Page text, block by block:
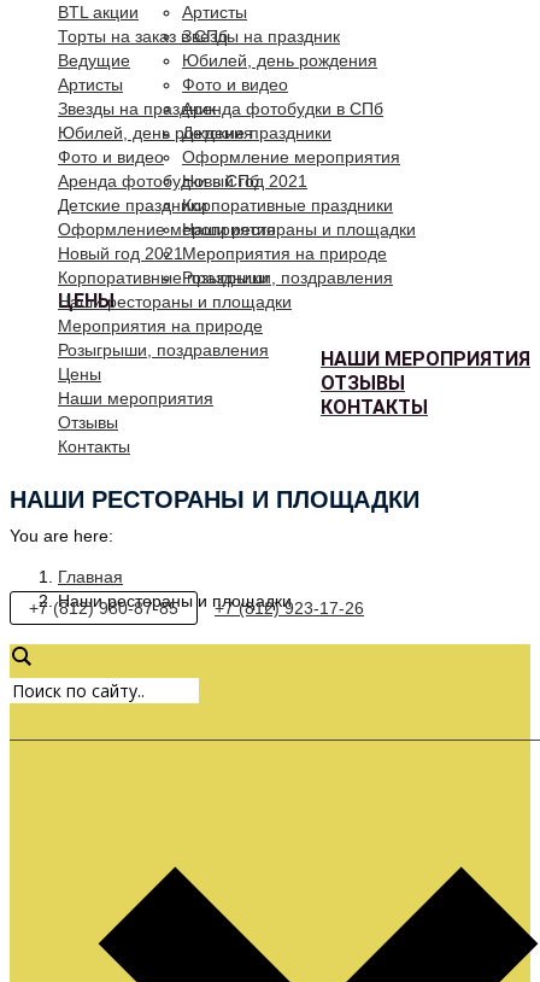
Артисты
Звезды на праздник
Юбилей, день рождения
Фото и видео
Аренда фотобудки в СПб
Детские праздники
Оформление мероприятия
Новый год 2021
Корпоративные праздники
Наши рестораны и площадки
Мероприятия на природе
Розыгрыши, поздравления
ЦЕНЫ
НАШИ МЕРОПРИЯТИЯ
ОТЗЫВЫ
КОНТАКТЫ
BTL акции
Торты на заказ в СПб
Ведущие
Артисты
Звезды на праздник
Юбилей, день рождения
Фото и видео
Аренда фотобудки в СПб
Детские праздники
Оформление мероприятия
Новый год 2021
Корпоративные праздники
Наши рестораны и площадки
Мероприятия на природе
Розыгрыши, поздравления
Цены
Наши мероприятия
Отзывы
Контакты
НАШИ РЕСТОРАНЫ И ПЛОЩАДКИ
You are here:
Главная
Наши рестораны и площадки
+7 (812) 980-87-85 +7 (812) 923-17-26